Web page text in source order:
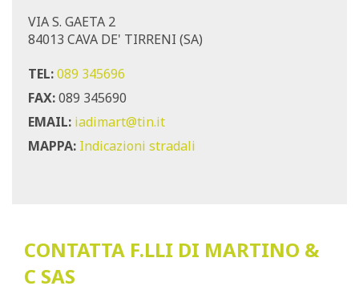
VIA S. GAETA 2
84013 CAVA DE' TIRRENI (SA)
TEL:089 345696
FAX:089 345690
EMAIL: iadimart@tin.it
MAPPA: Indicazioni stradali
CONTATTA F.LLI DI MARTINO &
C SAS